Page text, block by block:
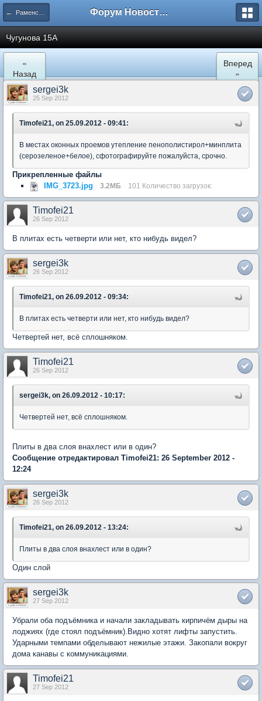
← Раменское Форум Новостройки
Чугунова 15А
«
Назад
Вперед
»
sergei3k
25 Sep 2012
Timofei21, on 25.09.2012 - 09:41:
В местах оконных проемов утепление пенополистирол+минплита
(серозеленое+белое), сфотографируйте пожалуйста, срочно.
Прикрепленные файлы
IMG_3723.jpg
3.2МБ 101 Количество загрузок:
Timofei21
26 Sep 2012
В плитах есть четверти или нет, кто нибудь видел?
sergei3k
26 Sep 2012
Timofei21, on 26.09.2012 - 09:34:
В плитах есть четверти или нет, кто нибудь видел?
Четвертей нет, всё сплошняком.
Timofei21
26 Sep 2012
sergei3k, on 26.09.2012 - 10:17:
Четвертей нет, всё сплошняком.
Плиты в два слоя внахлест или в один?
Сообщение отредактировал Timofei21: 26 September 2012 -
12:24
sergei3k
26 Sep 2012
Timofei21, on 26.09.2012 - 13:24:
Плиты в два слоя внахлест или в один?
Один слой
sergei3k
27 Sep 2012
Убрали оба подъёмника и начали закладывать кирпичём дыры на
лоджиях (где стоял подъёмник).Видно хотят лифты запустить.
Ударными темпами обделывают нежилые этажи. Закопали вокруг
дома канавы с коммуникациями.
Timofei21
27 Sep 2012